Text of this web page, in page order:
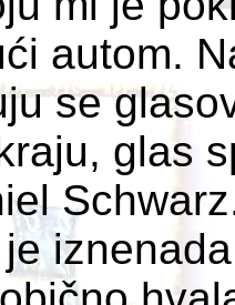
autom.
se
glas